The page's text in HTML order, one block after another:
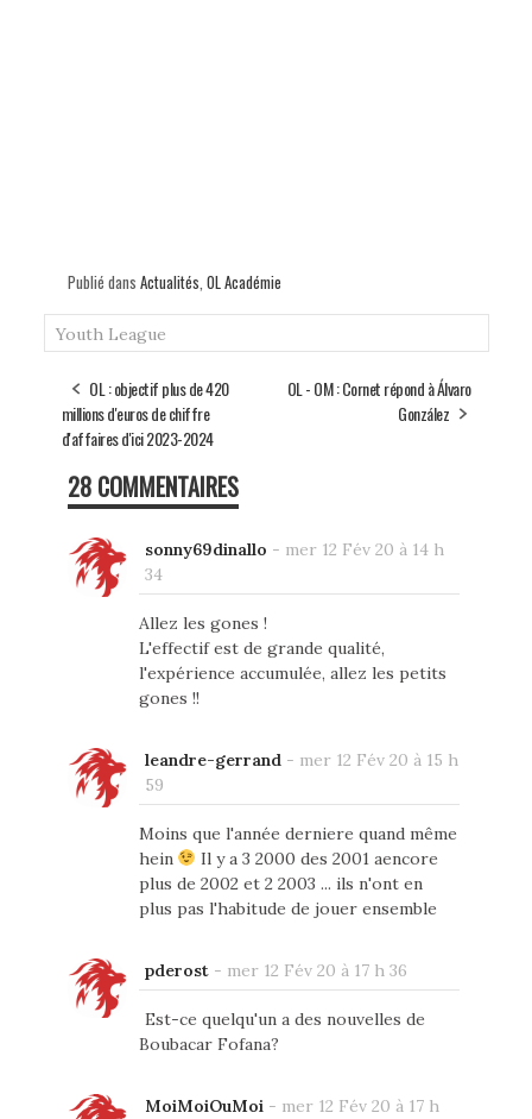
Publié dans Actualités, OL Académie
Youth League
OL : objectif plus de 420
millions d'euros de chiffre
d'affaires d'ici 2023-2024
OL - OM : Cornet répond à Álvaro
González
28 COMMENTAIRES
sonny69dinallo - mer 12 Fév 20 à 14 h
34
Allez les gones !
L'effectif est de grande qualité,
l'expérience accumulée, allez les petits
gones !!
leandre-gerrand- mer 12 Fév 20 à 15 h
59
Moins que l'année derniere quand même
hein
Il y a 3 2000 des 2001 aencore
plus de 2002 et 2 2003 ... ils n'ont en
plus pas l'habitude de jouer ensemble
pderost- mer 12 Fév 20 à 17 h 36
Est-ce quelqu'un a des nouvelles de
Boubacar Fofana?
MoiMoiOuMoi- mer 12 Fév 20 à 17 h